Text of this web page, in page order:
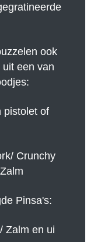
ook
een van
pistolet of
Crunchy
Pinsa's:
Zalm en ui